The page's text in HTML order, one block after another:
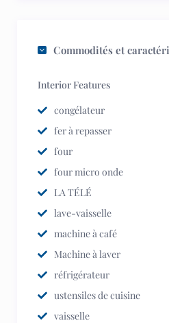
Commodités et
Interior Features
congélateur
fer à repasser
four
four micro onde
LA TÉLÉ
lave-vaisselle
machine à café
Machine à laver
réfrigérateur
ustensiles de cuisine
vaisselle